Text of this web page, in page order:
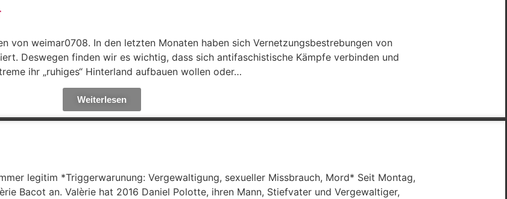
von weimar0708. In den letzten Monaten haben sich Vernetzungsbestrebungen von
Deswegen finden wir es wichtig, dass sich antifaschistische Kämpfe verbinden und
ihr „ruhiges“ Hinterland aufbauen wollen oder…
Weiterlesen
legitim *Triggerwarunung: Vergewaltigung, sexueller Missbrauch, Mord* Seit Montag,
Bacot an. Valèrie hat 2016 Daniel Polotte, ihren Mann, Stiefvater und Vergewaltiger,